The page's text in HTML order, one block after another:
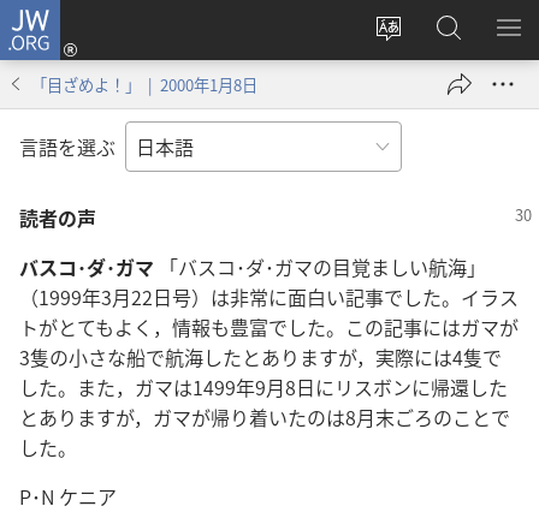
JW.ORG
サ
ト
の
言
変
え
る
ロ
グ
ン
し
ブ
で
開
く）
JW.ORG
の
検
メ
を
「目ざめよ！」 | 2000年1月8日
言語を選ぶ
読者の声
バスコ･ダ･ガマ
「バスコ･ダ･ガマの目覚ましい航海」
（1999年3月22日号）は非常に面白い記事でした。イラス
トがとてもよく，情報も豊富でした。この記事にはガマが
3隻の小さな船で航海したとありますが，実際には4隻で
した。また，ガマは1499年9月8日にリスボンに帰還した
とありますが，ガマが帰り着いたのは8月末ごろのことで
した。
P･N ケニア